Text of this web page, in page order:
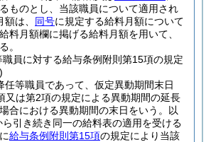
ものとし、当該職員について適用され
は、 同号に規定する給料月額について
料月額欄に掲げる給料月額を用いて、
。
員に対する給与条例附則第15項の規定
任等職員であって、仮定異動期間末日
又は第2項の規定による異動期間の延長
合における異動期間の末日をいう。以
ら引き続き同一の給料表の適用を受ける
給与条例附則第15項の規定により当該